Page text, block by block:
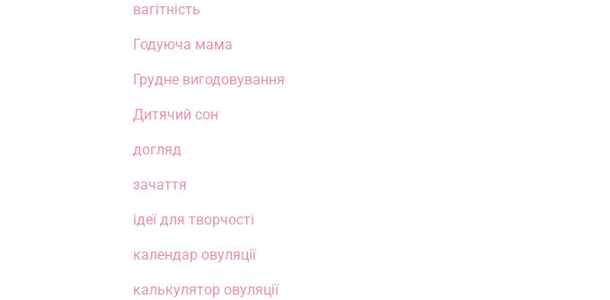
вагітність
Годуюча мама
Грудне вигодовування
Дитячий сон
догляд
зачаття
ідеї для творчості
календар овуляції
калькулятор овуляції